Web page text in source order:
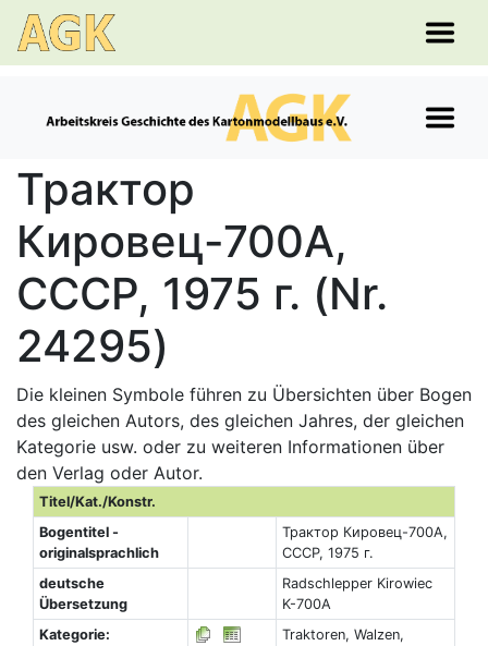
Трактор
Кировец-700А,
СССР, 1975 г. (Nr.
24295)
Die kleinen Symbole führen zu Übersichten über Bogen
des gleichen Autors, des gleichen Jahres, der gleichen
Kategorie usw. oder zu weiteren Informationen über
den Verlag oder Autor.
Titel/Kat./Konstr.
Bogentitel -
originalsprachlich
Трактор Кировец-700А,
СССР, 1975 г.
deutsche
Übersetzung
Radschlepper Kirowiec
K-700A
Kategorie:
Traktoren, Walzen,